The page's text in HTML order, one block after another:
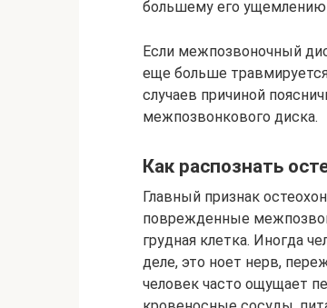
большему его ущемлению
Если межпозвоночный
еще больше
случаев причиной
межпозвонкового диска.
Как распознать
Главный признак
поврежденные
грудная клетка. Иногда
деле, это ноет нерв,
человек часто ощущает